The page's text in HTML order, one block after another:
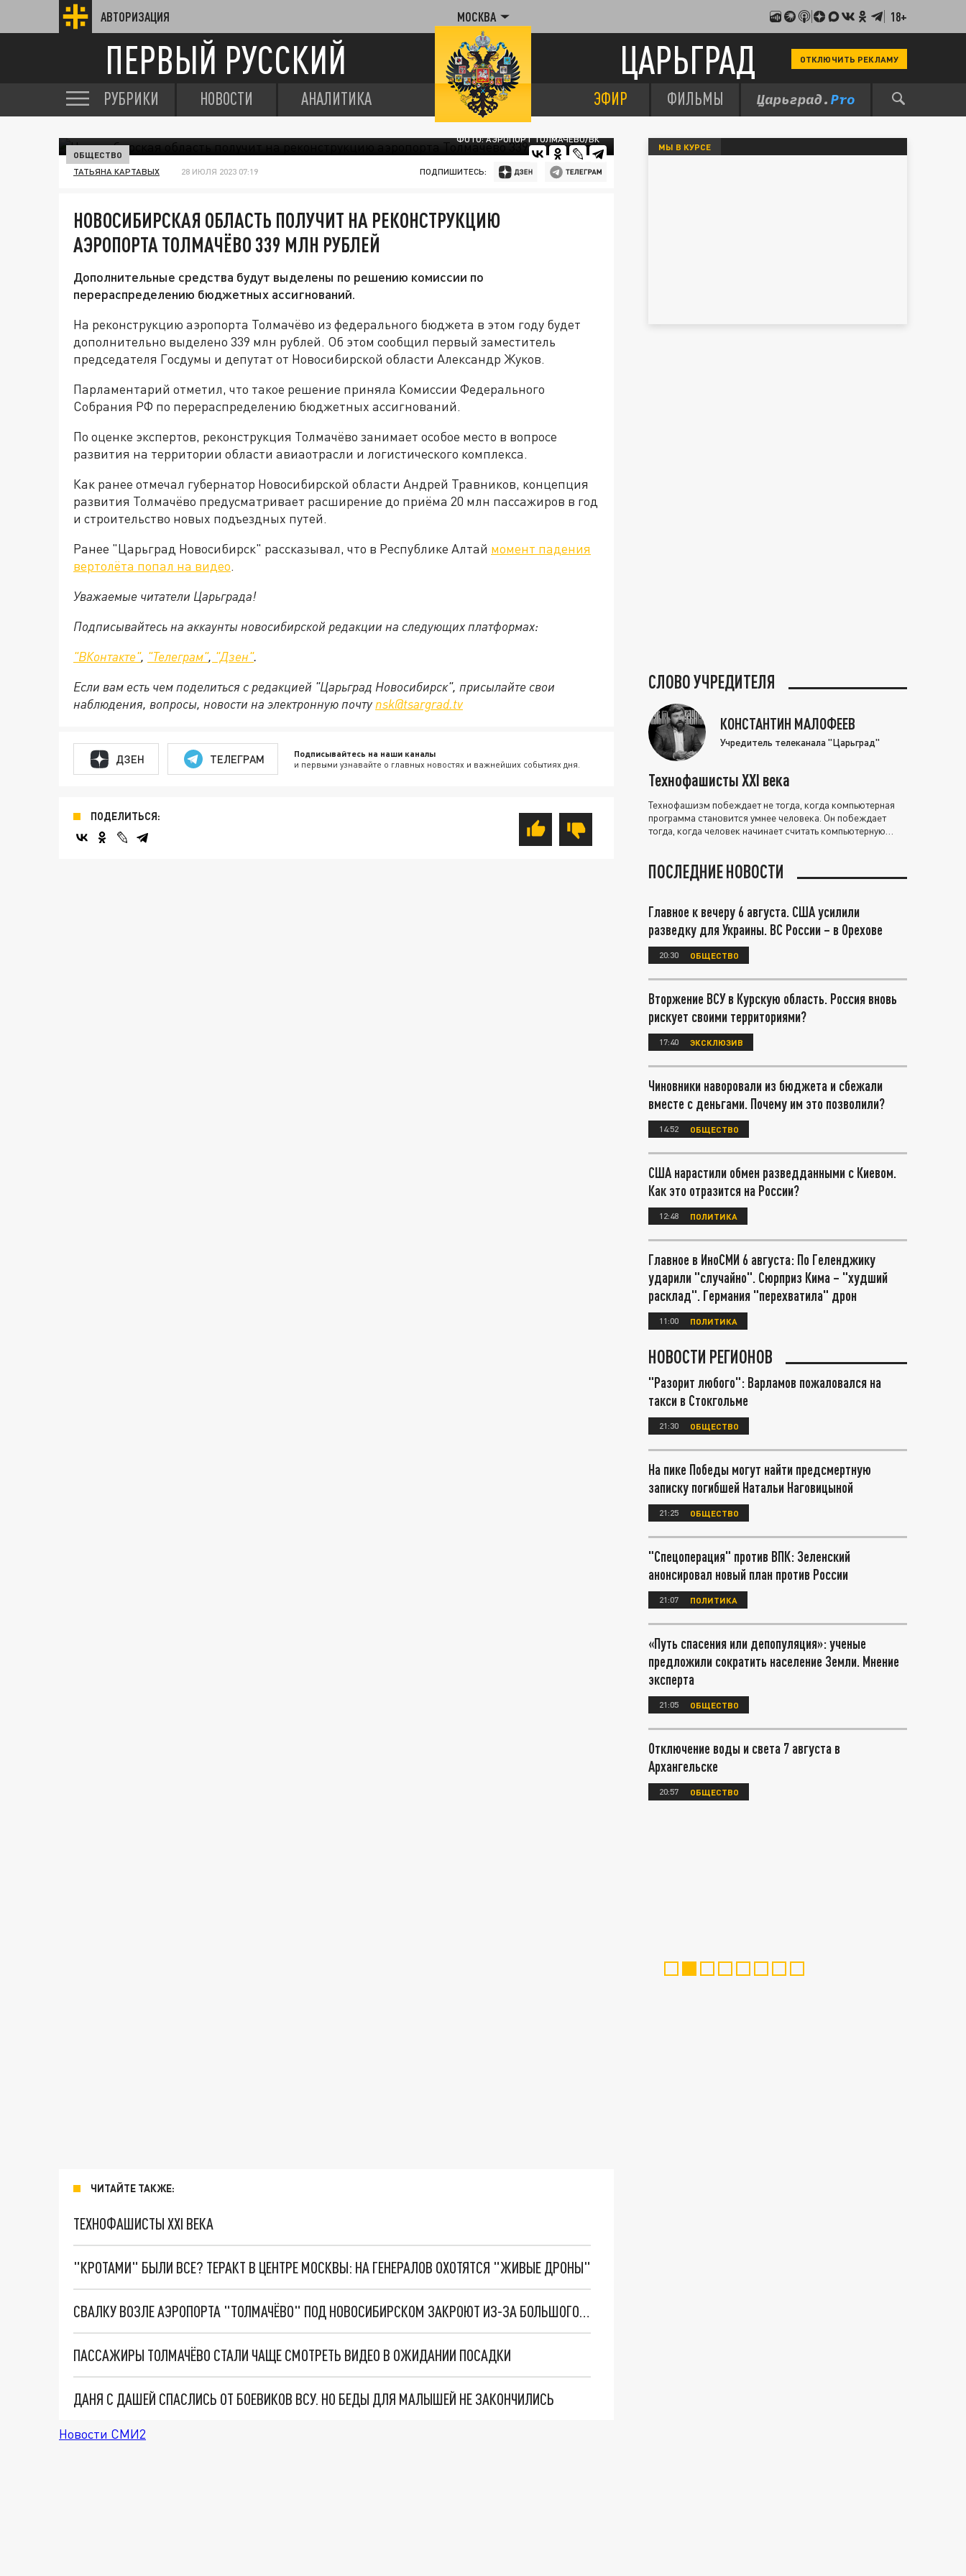
АВТОРИЗАЦИЯ МОСКВА 18+
ПЕРВЫЙ РУССКИЙ ЦАРЬГРАД ОТКЛЮЧИТЬ РЕКЛАМУ
РУБРИКИ НОВОСТИ АНАЛИТИКА ЭФИР ФИЛЬМЫ
ФОТО: АЭРОПОРТ ТОЛМАЧЁВО/ВК
ОБЩЕСТВО
ТАТЬЯНА КАРТАВЫХ 28 ИЮЛЯ 2023 07:19 ПОДПИШИТЕСЬ:
НОВОСИБИРСКАЯ ОБЛАСТЬ ПОЛУЧИТ НА РЕКОНСТРУКЦИЮ
АЭРОПОРТА ТОЛМАЧЁВО 339 МЛН РУБЛЕЙ
Дополнительные средства будут выделены по решению комиссии по
перераспределению бюджетных ассигнований.
На реконструкцию аэропорта Толмачёво из федерального бюджета в этом году будет
дополнительно выделено 339 млн рублей. Об этом сообщил первый заместитель
председателя Госдумы и депутат от Новосибирской области Александр Жуков.
Парламентарий отметил, что такое решение приняла Комиссии Федерального
Собрания РФ по перераспределению бюджетных ассигнований.
По оценке экспертов, реконструкция Толмачёво занимает особое место в вопросе
развития на территории области авиаотрасли и логистического комплекса.
Как ранее отмечал губернатор Новосибирской области Андрей Травников, концепция
развития Толмачёво предусматривает расширение до приёма 20 млн пассажиров в год
и строительство новых подъездных путей.
Ранее "Царьград Новосибирск" рассказывал, что в Республике Алтай момент падения
вертолёта попал на видео.
Уважаемые читатели Царьграда!
Подписывайтесь на аккаунты новосибирской редакции на следующих платформах:
"ВКонтакте", "Телеграм", "Дзен".
Если вам есть чем поделиться с редакцией "Царьград Новосибирск", присылайте свои
наблюдения, вопросы, новости на электронную почту nsk@tsargrad.tv
ДЗЕН ТЕЛЕГРАМ Подписывайтесь на наши каналы
и первыми узнавайте о главных новостях и важнейших событиях дня.
ПОДЕЛИТЬСЯ:
ЧИТАЙТЕ ТАКЖЕ:
ТЕХНОФАШИСТЫ XXI ВЕКА
"КРОТАМИ" БЫЛИ ВСЕ? ТЕРАКТ В ЦЕНТРЕ МОСКВЫ: НА ГЕНЕРАЛОВ ОХОТЯТСЯ "ЖИВЫЕ ДРОНЫ"
СВАЛКУ ВОЗЛЕ АЭРОПОРТА "ТОЛМАЧЁВО" ПОД НОВОСИБИРСКОМ ЗАКРОЮТ ИЗ-ЗА БОЛЬШОГО СКОПЛЕНИЯ ПТИЦ
ПАССАЖИРЫ ТОЛМАЧЁВО СТАЛИ ЧАЩЕ СМОТРЕТЬ ВИДЕО В ОЖИДАНИИ ПОСАДКИ
ДАНЯ С ДАШЕЙ СПАСЛИСЬ ОТ БОЕВИКОВ ВСУ. НО БЕДЫ ДЛЯ МАЛЫШЕЙ НЕ ЗАКОНЧИЛИСЬ
Новости СМИ2
МЫ В КУРСЕ
СЛОВО УЧРЕДИТЕЛЯ
КОНСТАНТИН МАЛОФЕЕВ
Учредитель телеканала "Царьград"
Технофашисты XXI века
Технофашизм побеждает не тогда, когда компьютерная
программа становится умнее человека. Он побеждает
тогда, когда человек начинает считать компьютерную
ПОСЛЕДНИЕ НОВОСТИ
Главное к вечеру 6 августа. США усилили
разведку для Украины. ВС России – в Орехове
20:30 ОБЩЕСТВО
Вторжение ВСУ в Курскую область. Россия вновь
рискует своими территориями?
17:40 ЭКСКЛЮЗИВ
Чиновники наворовали из бюджета и сбежали
вместе с деньгами. Почему им это позволили?
14:52 ОБЩЕСТВО
США нарастили обмен разведданными с Киевом.
Как это отразится на России?
12:48 ПОЛИТИКА
Главное в ИноСМИ 6 августа: По Геленджику
ударили "случайно". Сюрприз Кима – "худший
расклад". Германия "перехватила" дрон
11:00 ПОЛИТИКА
НОВОСТИ РЕГИОНОВ
"Разорит любого": Варламов пожаловался на
такси в Стокгольме
21:30 ОБЩЕСТВО
На пике Победы могут найти предсмертную
записку погибшей Натальи Наговицыной
21:25 ОБЩЕСТВО
"Спецоперация" против ВПК: Зеленский
анонсировал новый план против России
21:07 ПОЛИТИКА
«Путь спасения или депопуляция»: ученые
предложили сократить население Земли. Мнение
эксперта
21:05 ОБЩЕСТВО
Отключение воды и света 7 августа в
Архангельске
20:57 ОБЩЕСТВО